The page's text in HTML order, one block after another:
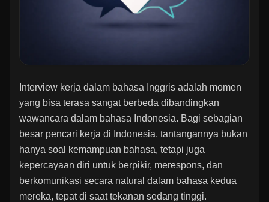
Interview kerja dalam bahasa Inggris adalah momen
yang bisa terasa sangat berbeda dibandingkan
wawancara dalam bahasa Indonesia. Bagi sebagian
besar pencari kerja di Indonesia, tantangannya bukan
hanya soal kemampuan bahasa, tetapi juga
kepercayaan diri untuk berpikir, merespons, dan
berkomunikasi secara natural dalam bahasa kedua
mereka, tepat di saat tekanan sedang tinggi.